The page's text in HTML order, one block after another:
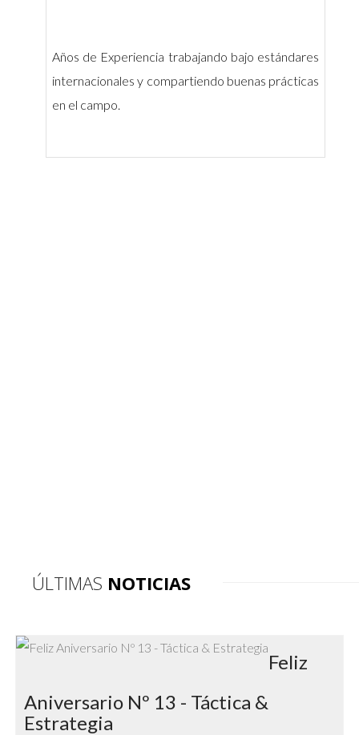
Años de Experiencia trabajando bajo estándares
internacionales y compartiendo buenas prácticas
en el campo.
ÚLTIMAS NOTICIAS
Feliz
Aniversario Nº 13 - Táctica &
Estrategia